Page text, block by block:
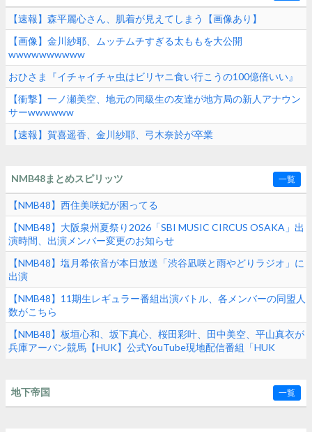
【速報】森平麗心さん、肌着が見えてしまう【画像あり】
【画像】金川紗耶、ムッチムチすぎる太ももを大公開
wwwwwwwwww
おひさま『イチャイチャ虫はビリヤニ食い行こうの100億倍いい』
【衝撃】一ノ瀬美空、地元の同級生の友達が地方局の新人アナウン
サーwwwwww
【速報】賀喜遥香、金川紗耶、弓木奈於が卒業
NMB48まとめスピリッツ 一覧
【NMB48】西住美咲妃が困ってる
【NMB48】大阪泉州夏祭り2026「SBI MUSIC CIRCUS OSAKA」出
演時間、出演メンバー変更のお知らせ
【NMB48】塩月希依音が本日放送「渋谷凪咲と雨やどりラジオ」に
出演
【NMB48】11期生レギュラー番組出演バトル、各メンバーの同盟人
数がこちら
【NMB48】板垣心和、坂下真心、桜田彩叶、田中美空、平山真衣が
兵庫アーバン競馬【HUK】公式YouTube現地配信番組「HUK
地下帝国 一覧